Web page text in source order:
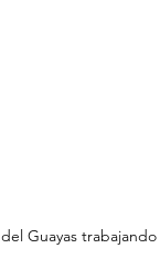
Guayas